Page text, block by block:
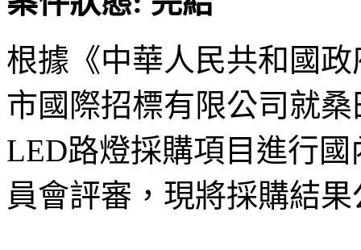
根據《中華人民共和國
市國際招標有限公司就
LED路燈採購項目進行
員會評審，現將採購結